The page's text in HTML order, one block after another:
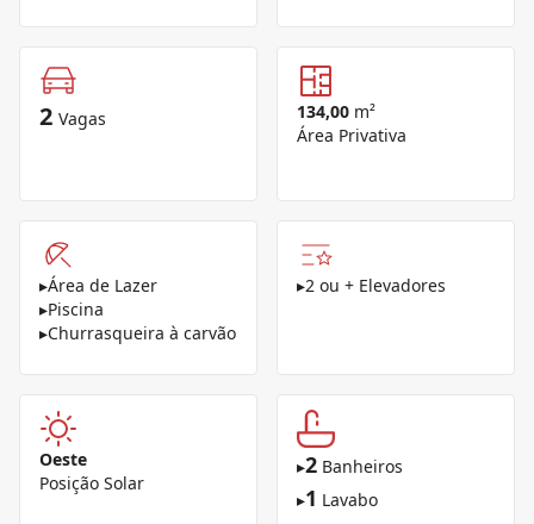
2 Vagas 134,00 m²
Área Privativa
▸Área de Lazer
▸Piscina
▸Churrasqueira à carvão
▸2 ou + Elevadores
Oeste
Posição Solar
▸2 Banheiros
▸1 Lavabo